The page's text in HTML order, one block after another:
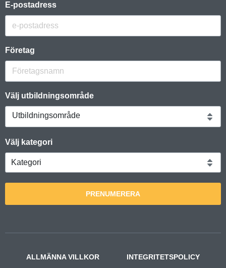
E-postadress
Företag
Välj utbildningsområde
Utbildningsområde
Välj kategori
PRENUMERERA
ALLMÄNNA VILLKOR INTEGRITETSPOLICY